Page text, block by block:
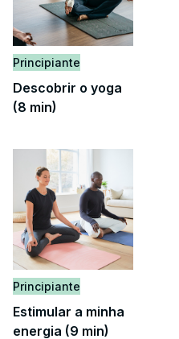
Principiante
Descobrir o yoga
(8 min)
Principiante
Estimular a minha
energia (9 min)